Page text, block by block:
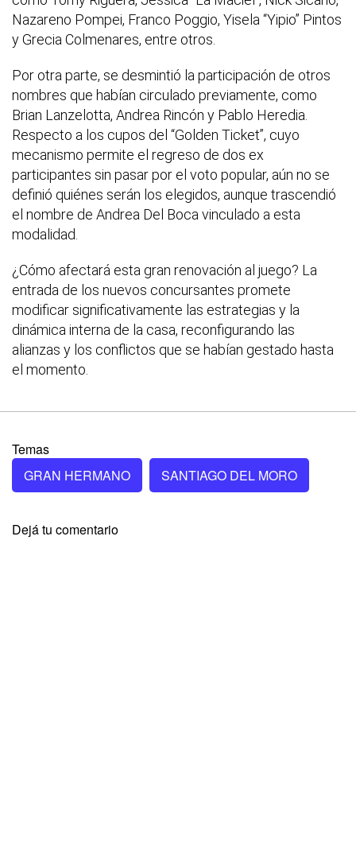
Nazareno Pompei, Franco Poggio, Yisela “Yipio” Pintos
y Grecia Colmenares, entre otros.
Por otra parte, se desmintió la participación de otros
nombres que habían circulado previamente, como
Brian Lanzelotta, Andrea Rincón y Pablo Heredia.
Respecto a los cupos del “Golden Ticket”, cuyo
mecanismo permite el regreso de dos ex
participantes sin pasar por el voto popular, aún no se
definió quiénes serán los elegidos, aunque trascendió
el nombre de Andrea Del Boca vinculado a esta
modalidad.
¿Cómo afectará esta gran renovación al juego? La
entrada de los nuevos concursantes promete
modificar significativamente las estrategias y la
dinámica interna de la casa, reconfigurando las
alianzas y los conflictos que se habían gestado hasta
el momento.
Temas
GRAN HERMANO
SANTIAGO DEL MORO
Dejá tu comentario